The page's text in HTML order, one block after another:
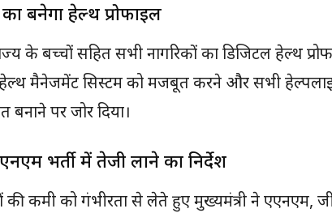
बनेगा हेल्थ प्रोफाइल
के बच्चों सहित सभी नागरिकों का डिजिटल हेल्थ
हेल्थ मैनेजमेंट सिस्टम को मजबूत करने और सभी
पर जोर दिया।
भर्ती में तेजी लाने का निर्देश
की कमी को गंभीरता से लेते हुए मुख्यमंत्री ने एएनएम,